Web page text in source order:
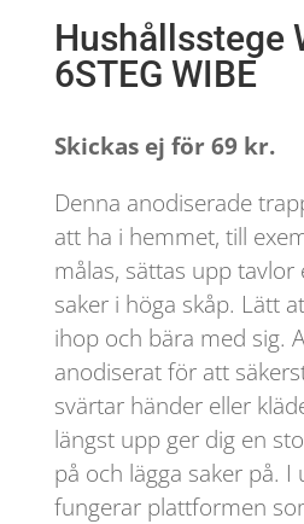
Hushållsstege
6STEG WIBE
Skickas ej för 69 kr.
Denna anodiserade
att ha i hemmet, till
målas, sättas upp tavlor
saker i höga skåp. Lätt
ihop och bära med sig.
anodiserat för att
svärtar händer eller
längst upp ger dig en
på och lägga saker på. I
fungerar plattformen